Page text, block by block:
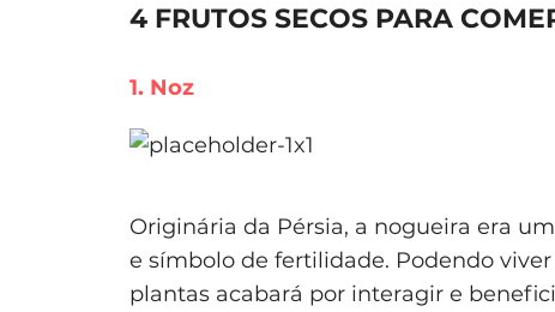
4 FRUTOS SECOS PARA
1. Noz
Originária da Pérsia, a nogueira era
e símbolo de fertilidade. Podendo
plantas acabará por interagir e